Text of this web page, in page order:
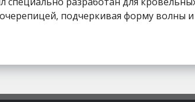
подчеркивая форму волны